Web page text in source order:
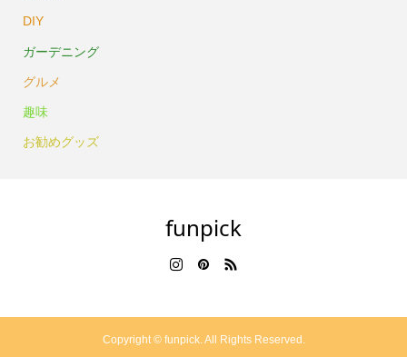
DIY
ガーデニング
グルメ
趣味
お勧めグッズ
funpick
Copyright ©funpick. All Rights Reserved.